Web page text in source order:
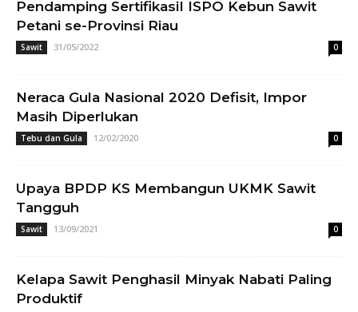
Pendamping SertifikasiI ISPO Kebun Sawit
Petani se-Provinsi Riau
Sawit 31/05/2022 0
Neraca Gula Nasional 2020 Defisit, Impor
Masih Diperlukan
Tebu dan Gula 12/02/2020 0
Upaya BPDP KS Membangun UKMK Sawit
Tangguh
Sawit 13/09/2021 0
Kelapa Sawit Penghasil Minyak Nabati Paling
Produktif